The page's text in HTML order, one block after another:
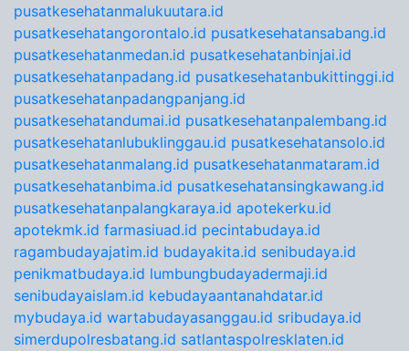
pusatkesehatanmalukuutara.id
pusatkesehatangorontalo.id pusatkesehatansabang.id
pusatkesehatanmedan.id pusatkesehatanbinjai.id
pusatkesehatanpadang.id pusatkesehatanbukittinggi.id
pusatkesehatanpadangpanjang.id
pusatkesehatandumai.id pusatkesehatanpalembang.id
pusatkesehatanlubuklinggau.id pusatkesehatansolo.id
pusatkesehatanmalang.id pusatkesehatanmataram.id
pusatkesehatanbima.id pusatkesehatansingkawang.id
pusatkesehatanpalangkaraya.id apotekerku.id
apotekmk.id farmasiuad.id pecintabudaya.id
ragambudayajatim.id budayakita.id senibudaya.id
penikmatbudaya.id lumbungbudayadermaji.id
senibudayaislam.id kebudayaantanahdatar.id
mybudaya.id wartabudayasanggau.id sribudaya.id
simerdupolresbatang.id satlantaspolresklaten.id